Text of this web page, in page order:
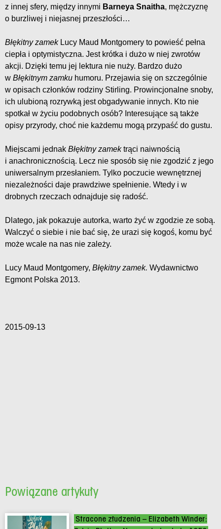
z innej sfery, między innymi Barneya Snaitha, mężczyznę
o burzliwej i niejasnej przeszłości…
Błękitny zamekLucy Maud Montgomery to powieść pełna
ciepła i optymistyczna. Jest krótka i dużo w niej zwrotów
akcji. Dzięki temu jej lektura nie nuży. Bardzo dużo
w Błękitnym zamku humoru. Przejawia się on szczególnie
w opisach członków rodziny Stirling. Prowincjonalne snoby,
ich ulubioną rozrywką jest obgadywanie innych. Kto nie
spotkał w życiu podobnych osób? Interesujące są także
opisy przyrody, choć nie każdemu mogą przypaść do gustu.
Miejscami jednak Błękitny zamektrąci naiwnością
i anachronicznością. Lecz nie sposób się nie zgodzić z jego
uniwersalnym przesłaniem. Tylko poczucie wewnętrznej
niezależności daje prawdziwe spełnienie. Wtedy i w
drobnych rzeczach odnajduje się radość.
Dlatego, jak pokazuje autorka, warto żyć w zgodzie ze sobą.
Walczyć o siebie i nie bać się, że urazi się kogoś, komu być
może wcale na nas nie zależy.
Lucy Maud Montgomery, Błękitny zamek. Wydawnictwo
Egmont Polska 2013.
2015-09-13
Powiązane artykuły
Stracone złudzenia – Elizabeth Winder: